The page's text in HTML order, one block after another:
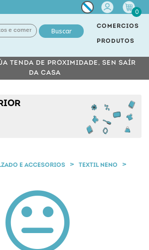
Miña
conta
0
Buscar
COMERCIOS
PRODUTOS
TENDA DE PROXIMIDADE, SEN SAÍR
DA CASA
E ACCESORIOS TEXTIL NENO